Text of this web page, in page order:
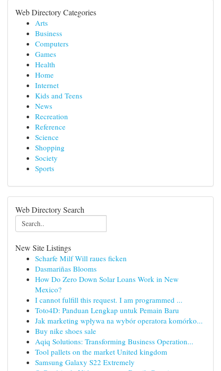
Web Directory Categories
Arts
Business
Computers
Games
Health
Home
Internet
Kids and Teens
News
Recreation
Reference
Science
Shopping
Society
Sports
Web Directory Search
New Site Listings
Scharfe Milf Will raues ficken
Dasmariñas Blooms
How Do Zero Down Solar Loans Work in New
Mexico?
I cannot fulfill this request. I am programmed ...
Toto4D: Panduan Lengkap untuk Pemain Baru
Jak marketing wpływa na wybór operatora komórko...
Buy nike shoes sale
Aqiq Solutions: Transforming Business Operation...
Tool pallets on the market United kingdom
Samsung Galaxy S22 Extremely